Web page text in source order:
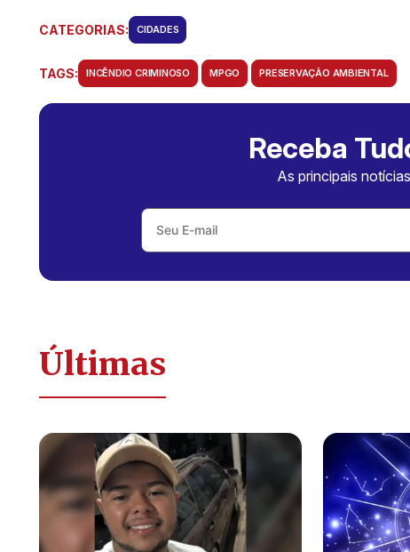
CATEGORIAS: CIDADES
TAGS: INCÊNDIO CRIMINOSO MPGO PRESERVAÇÃO AMBIENTAL
Receba
As principais
Últimas